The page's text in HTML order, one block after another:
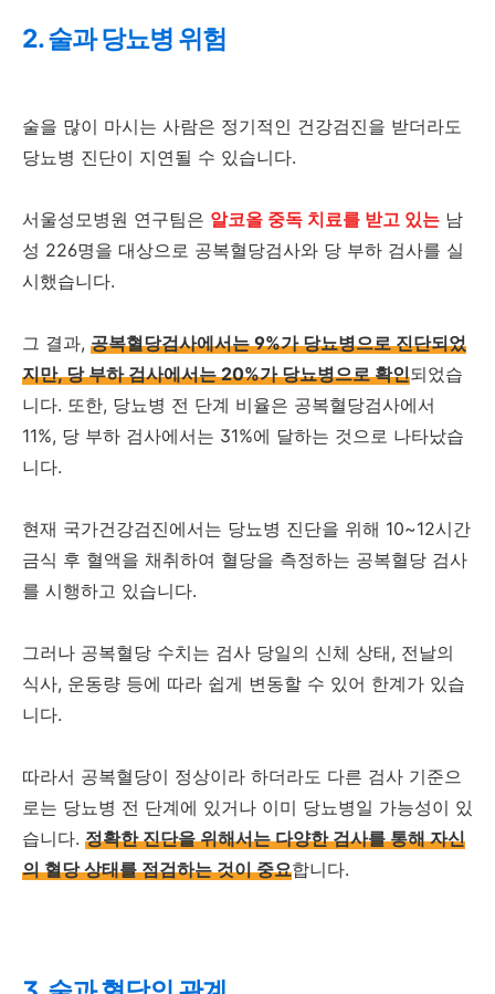
2. 술과 당뇨병 위험
술을 많이 마시는 사람은 정기적인 건강검진을 받더라도
당뇨병 진단이 지연될 수 있습니다.
서울성모병원 연구팀은 알코올 중독 치료를 받고 있는 남
성 226명을 대상으로 공복혈당검사와 당 부하 검사를 실
시했습니다.
그 결과, 공복혈당검사에서는 9%가 당뇨병으로 진단되었
지만, 당 부하 검사에서는 20%가 당뇨병으로 확인되었습
니다. 또한, 당뇨병 전 단계 비율은 공복혈당검사에서
11%, 당 부하 검사에서는 31%에 달하는 것으로 나타났습
니다.
현재 국가건강검진에서는 당뇨병 진단을 위해 10~12시간
금식 후 혈액을 채취하여 혈당을 측정하는 공복혈당 검사
를 시행하고 있습니다.
그러나 공복혈당 수치는 검사 당일의 신체 상태, 전날의
식사, 운동량 등에 따라 쉽게 변동할 수 있어 한계가 있습
니다.
따라서 공복혈당이 정상이라 하더라도 다른 검사 기준으
로는 당뇨병 전 단계에 있거나 이미 당뇨병일 가능성이 있
습니다. 정확한 진단을 위해서는 다양한 검사를 통해 자신
의 혈당 상태를 점검하는 것이 중요합니다.